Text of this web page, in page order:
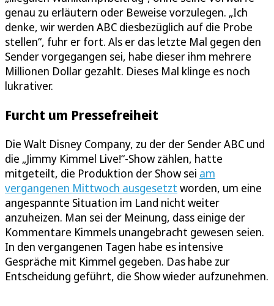
genau zu erläutern oder Beweise vorzulegen. „Ich
denke, wir werden ABC diesbezüglich auf die Probe
stellen“, fuhr er fort. Als er das letzte Mal gegen den
Sender vorgegangen sei, habe dieser ihm mehrere
Millionen Dollar gezahlt. Dieses Mal klinge es noch
lukrativer.
Furcht um Pressefreiheit
Die Walt Disney Company, zu der der Sender ABC und
die „Jimmy Kimmel Live!“-Show zählen, hatte
mitgeteilt, die Produktion der Show sei am
vergangenen Mittwoch ausgesetzt worden, um eine
angespannte Situation im Land nicht weiter
anzuheizen. Man sei der Meinung, dass einige der
Kommentare Kimmels unangebracht gewesen seien.
In den vergangenen Tagen habe es intensive
Gespräche mit Kimmel gegeben. Das habe zur
Entscheidung geführt, die Show wieder aufzunehmen.